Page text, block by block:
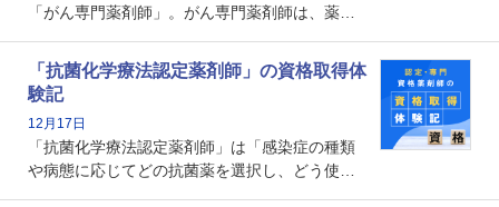
「がん専門薬剤師」。がん専門薬剤師は、薬剤
関する資格として、2009年に発足しました。薬
剤師の専門性を活かして高度化するがん医療に
貢献する姿は、今も病院薬剤師にとって一目置
かれる存在です。
「抗菌化学療法認定薬剤師」の資格取得体
験記
12月17日
「抗菌化学療法認定薬剤師」は「感染症の種類
や病態に応じてどの抗菌薬を選択し、どう使っ